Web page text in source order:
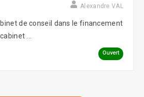
Alexandre VAL
de conseil dans le financement
...
Ouvert